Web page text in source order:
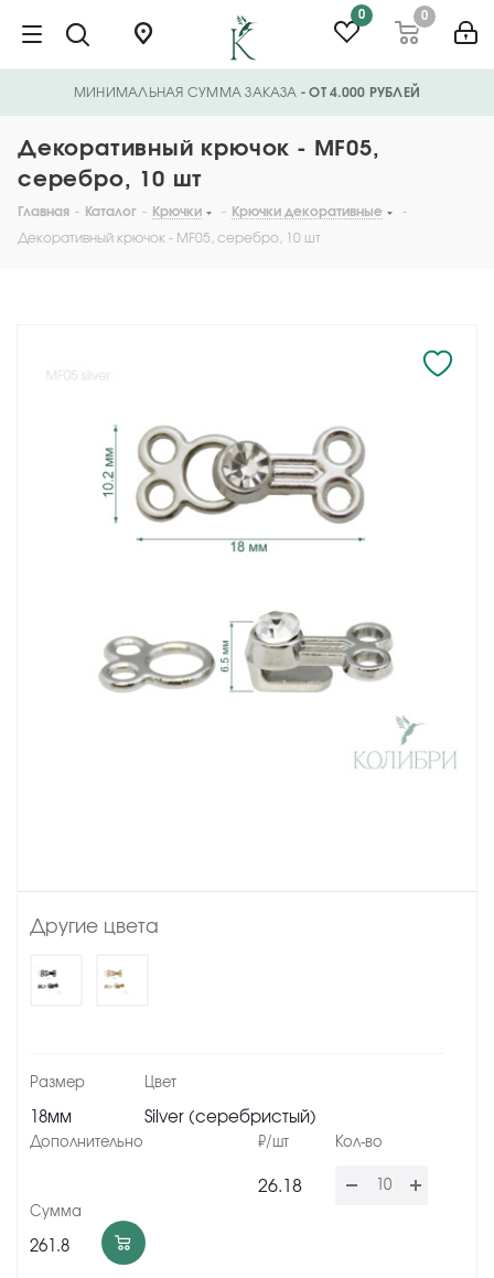
0 0
МИНИМАЛЬНАЯ СУММА ЗАКАЗА - ОТ 4.000 РУБЛЕЙ
Декоративный крючок - MF05,
серебро, 10 шт
Главная - Каталог - Крючки - Крючки декоративные
-
Декоративный крючок - MF05, серебро, 10 шт
Другие цвета
18мм Silver (серебристый)
26.18
261.8